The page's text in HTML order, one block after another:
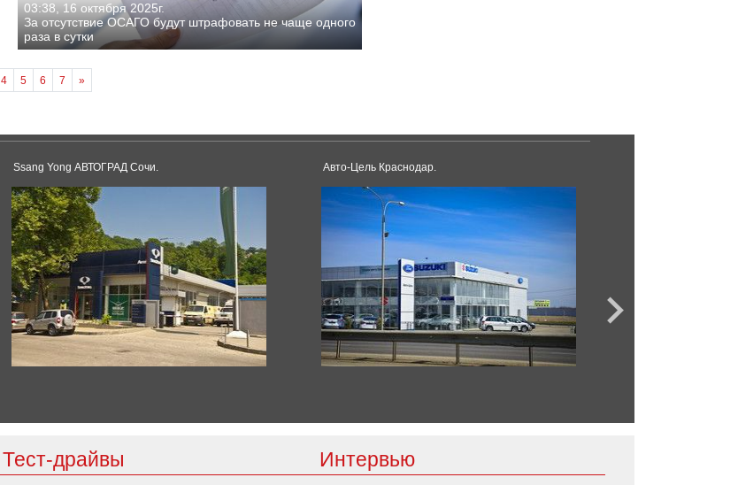
03:38, 16 октября 2025г.
За отсутствие ОСАГО будут штрафовать не чаще одного
раза в сутки
4 5 6 7 »
Ssang Yong АВТОГРАД Сочи. Авто-Цель Краснодар.
Тест-драйвы Интервью